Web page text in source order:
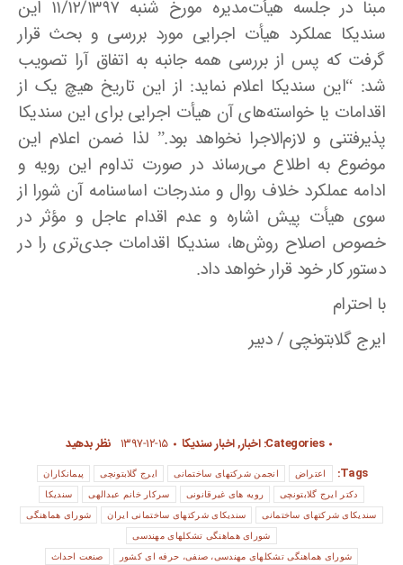
مبنا در جلسه هیأت‌مدیره مورخ شنبه ۱۱/۱۲/۱۳۹۷ این
سندیکا عملکرد هیأت اجرایی مورد بررسی و بحث قرار
گرفت که پس از بررسی همه ‌جانبه به اتفاق آرا تصویب
شد: “این سندیکا اعلام ‌نماید: از این تاریخ هیچ یک از
اقدامات یا خواسته‌های آن هیأت اجرایی برای این سندیکا
پذیرفتنی و لازم‌الاجرا نخواهد بود.” لذا ضمن اعلام این
موضوع به اطلاع می‌رساند در صورت تداوم این رویه و
ادامه عملکرد خلاف روال و مندرجات اساسنامه آن شورا از
سوی هیأت پیش اشاره و عدم اقدام عاجل و مؤثر در
خصوص اصلاح روش‌ها، سندیکا اقدامات جدی‌تری را در
دستور کار خود قرار خواهد داد.
با احترام
ایرج گلابتونچی / دبیر
Categories: اخبار,اخبار سندیکا ۱۳۹۷-۱۲-۱۵ نظر بدهید
Tags:
اعتراض انجمن شرکتهای ساختمانی ایرج گلابتونچی پیمانکاران
دکتر ایرج گلابتونچی رویه های غیرقانونی سرکار خانم عبدالهی سندیکا
سندیکای شرکتهای ساختمانی سندیکای شرکتهای ساختمانی ایران شورای هماهنگی
شورای هماهنگی تشکلهای مهندسی
شورای هماهنگی تشکلهای مهندسی، صنفی، حرفه ای کشور صنعت احداث